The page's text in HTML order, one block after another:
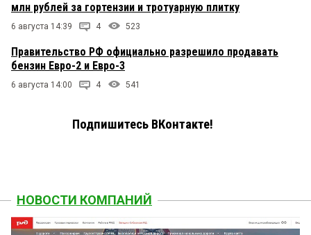
млн рублей за гортензии и тротуарную плитку
6 августа 14:39 4 523
Правительство РФ официально разрешило продавать
бензин Евро-2 и Евро-3
6 августа 14:00 4 541
Подпишитесь ВКонтакте!
НОВОСТИ КОМПАНИЙ